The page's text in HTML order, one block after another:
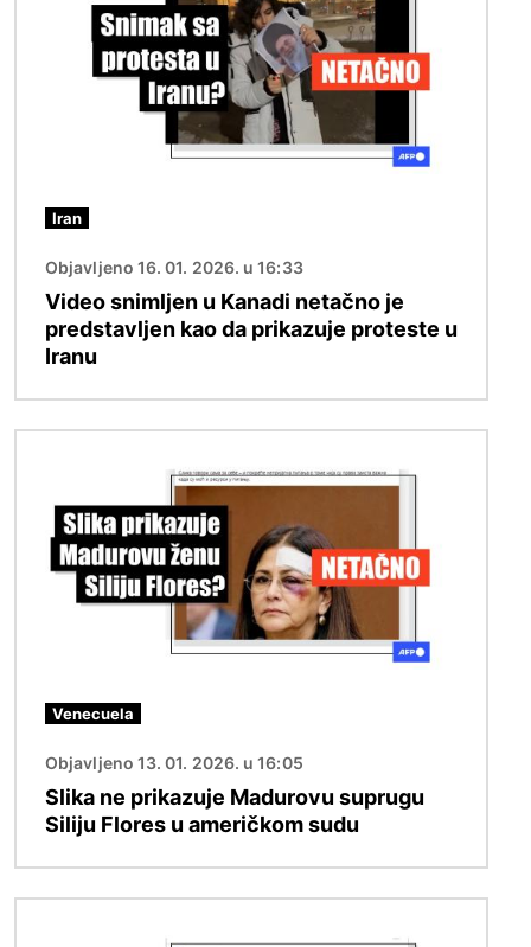
Iran
Objavljeno 16. 01. 2026. u 16:33
Video snimljen u Kanadi netačno je
predstavljen kao da prikazuje proteste u
Iranu
Venecuela
Objavljeno 13. 01. 2026. u 16:05
Slika ne prikazuje Madurovu suprugu
Siliju Flores u američkom sudu